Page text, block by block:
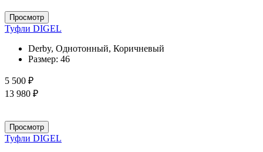
Просмотр
Туфли DIGEL
Derby, Однотонный, Коричневый
Размер: 46
5 500 ₽
13 980 ₽
Просмотр
Туфли DIGEL